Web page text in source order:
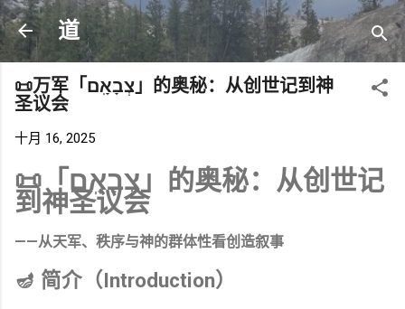
跳至主要内容
道
📜万军「צְבָאָֽם」的奥秘：从创世记到神
圣议会
十月 16, 2025
📜「צְבָאָֽם」的奥秘：从创世记
到神圣议会
——从天军、秩序与神的群体性看创造叙事
🪔 简介（Introduction）